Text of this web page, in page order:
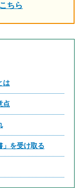
こちら
は
点
」を受け取る